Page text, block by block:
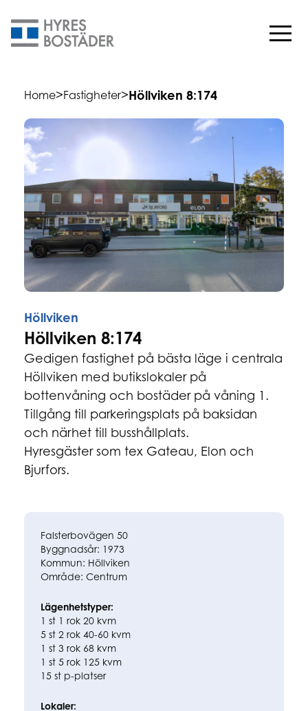
Home>Fastigheter>Höllviken 8:174
Höllviken
Höllviken 8:174
Gedigen fastighet på bästa läge i centrala
Höllviken med butikslokaler på
bottenvåning och bostäder på våning 1.
Tillgång till parkeringsplats på baksidan
och närhet till busshållplats.
Hyresgäster som tex Gateau, Elon och
Bjurfors.
Falsterbovägen 50
Byggnadsår: 1973
Kommun: Höllviken
Område:Centrum
Lägenhetstyper:
1 st 1 rok 20 kvm
5 st 2 rok 40-60 kvm
1 st 3 rok 68 kvm
1 st 5 rok 125 kvm
15 st p-platser
Lokaler: